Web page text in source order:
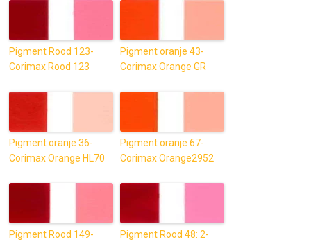
Pigment Rood 123-
Corimax Rood 123
Pigment oranje 43-
Corimax Orange GR
Pigment oranje 36-
Corimax Orange HL70
Pigment oranje 67-
Corimax Orange2952
Pigment Rood 149-
Pigment Rood 48: 2-